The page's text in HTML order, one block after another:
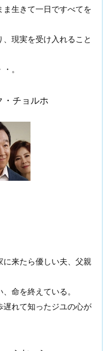
生きて一日ですべてを
現実を受け入れること
。
・チョルホ
来たら優しい夫、父親
命を終えている。
れて知ったジユの心が